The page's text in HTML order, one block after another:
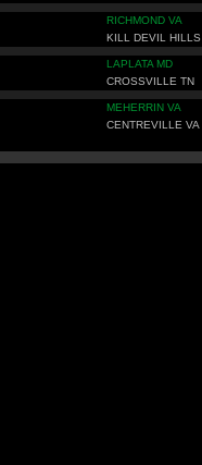
RICHMOND VA
KILL DEVIL HILLS
LAPLATA MD
CROSSVILLE TN
MEHERRIN VA
CENTREVILLE VA